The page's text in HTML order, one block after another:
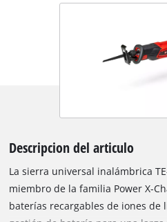
Descripcion del articulo
La sierra universal inalámbrica
miembro de la familia Power X-
baterías recargables de iones de